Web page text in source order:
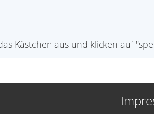
Kästchen aus und klicken auf